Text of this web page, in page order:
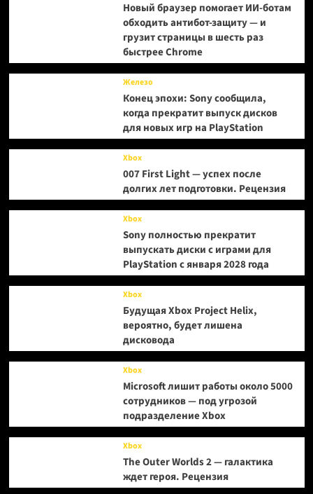
Новый браузер помогает ИИ-ботам
обходить антибот-защиту — и
грузит страницы в шесть раз
быстрее Chrome
Железо
Конец эпохи: Sony сообщила,
когда прекратит выпуск дисков
для новых игр на PlayStation
Xbox
007 First Light — успех после
долгих лет подготовки. Рецензия
Xbox
Sony полностью прекратит
выпускать диски с играми для
PlayStation с января 2028 года
Xbox
Будущая Xbox Project Helix,
вероятно, будет лишена
дисковода
Xbox
Microsoft лишит работы около 5000
сотрудников — под угрозой
подразделение Xbox
Xbox
The Outer Worlds 2 — галактика
ждет героя. Рецензия